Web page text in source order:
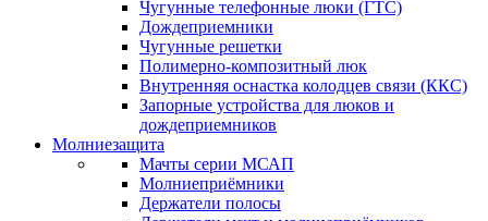
Чугунные телефонные люки (ГТС)
Дождеприемники
Чугунные решетки
Полимерно-композитный люк
Внутренняя оснастка колодцев связи (ККС)
Запорные устройства для люков и
дождеприемников
Молниезащита
Мачты серии МСАП
Молниеприёмники
Держатели полосы